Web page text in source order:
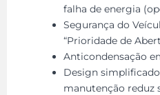
falha de energia
Segurança do
“Prioridade de
Anticondensação
Design
manutenção reduz